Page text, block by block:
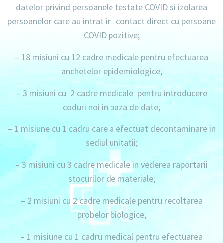
datelor privind persoanele testate COVID si izolarea
persoanelor care au intrat in contact direct cu persoane
COVID pozitive;
– 18 misiuni cu 12 cadre medicale pentru efectuarea
anchetelor epidemiologice;
– 3 misiuni cu 2 cadre medicalepentru introducere
coduri noi in baza de date;
– 1 misiunecu 1 cadru care a efectuat decontaminare in
sediul unitatii;
– 3 misiuni cu 3 cadre medicalein vederea raportarii
stocurilor de materiale;
– 2 misiuni cu 2 cadre medicalepentru recoltarea
probelor biologice;
– 1 misiune cu 1 cadru medical pentru efectuarea